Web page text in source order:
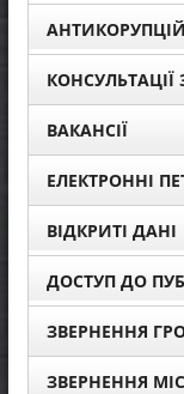
ВАКАНСІЇ
ЕЛЕКТРОННІ
ВІДКРИТІ ДАНІ
ДОСТУП ДО
ЗВЕРНЕННЯ
ЗВЕРНЕННЯ